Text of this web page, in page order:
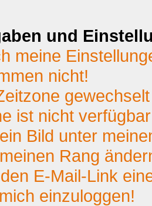
und
meine
nicht!
ist nicht
Bild unter
Rang
E-Mail-Link
einzuloggen!